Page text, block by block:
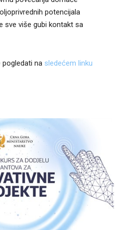
potencijala
sve više gubi kontakt sa
na sledećem linku